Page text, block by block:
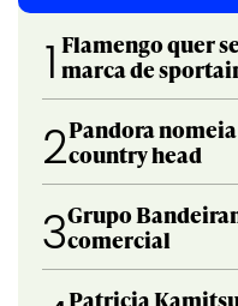
1 Flamengo quer
marca de
2Pandora
country head
3Grupo
comercial
Patricia